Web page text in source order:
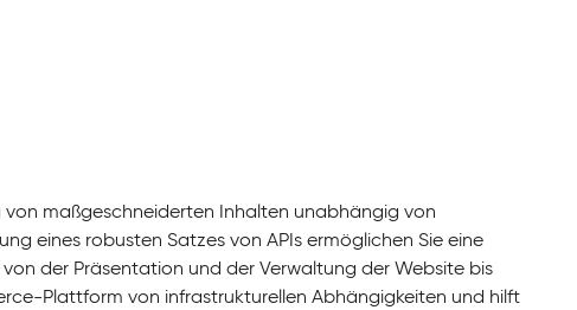
von maßgeschneiderten Inhalten unabhängig von
eines robusten Satzes von APIs ermöglichen Sie eine
der Präsentation und der Verwaltung der Website bis
Plattform von infrastrukturellen Abhängigkeiten und hilft